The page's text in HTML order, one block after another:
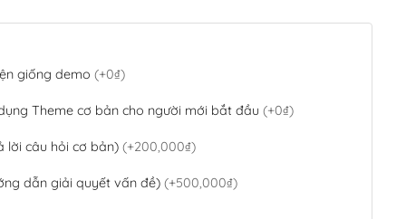
giống demo (+0₫)
Theme cơ bản cho người mới bắt đầu (+0₫)
lời câu hỏi cơ bản) (+200,000₫)
dẫn giải quyết vấn đề) (+500,000₫)